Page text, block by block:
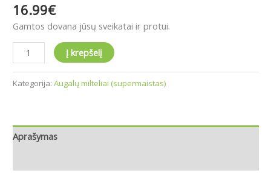
16.99€
Gamtos dovana jūsų sveikatai ir protui.
Į krepšelį
Kategorija: Augalų milteliai (supermaistas)
Aprašymas